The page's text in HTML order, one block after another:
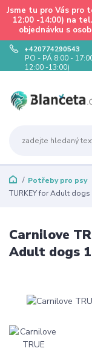
Jsme tu pro Vás pro
12:00 -14:00) na
objednávku s
+420774290543
PO - PÁ 8:00 -
12:00 -13:00)
Potřeby pro psy
TURKEY for Adult dogs
Carnilove
Adult dogs